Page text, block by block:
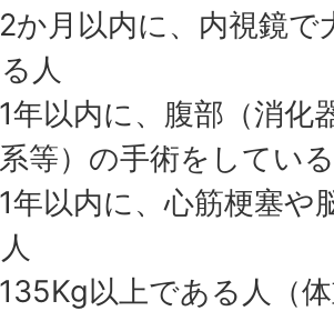
か月以内に、内視鏡
人
年以内に、腹部（消化
等）の手術をしてい
年以内に、心筋梗塞や
以上である人（